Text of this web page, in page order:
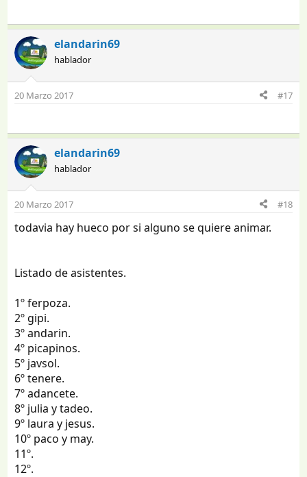
elandarin69
hablador
20 Marzo 2017 #17
elandarin69
hablador
20 Marzo 2017 #18
todavia hay hueco por si alguno se quiere animar.
Listado de asistentes.
1º ferpoza.
2º gipi.
3º andarin.
4º picapinos.
5º javsol.
6º tenere.
7º adancete.
8º julia y tadeo.
9º laura y jesus.
10º paco y may.
11º.
12º.